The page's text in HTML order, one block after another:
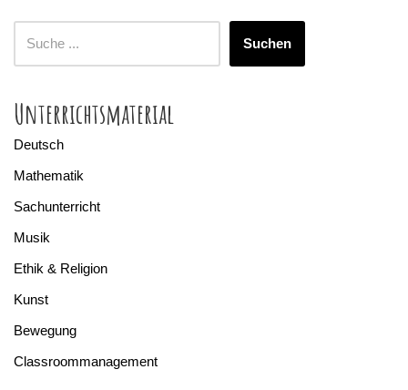
Suchen
Unterrichtsmaterial
Deutsch
Mathematik
Sachunterricht
Musik
Ethik & Religion
Kunst
Bewegung
Classroommanagement